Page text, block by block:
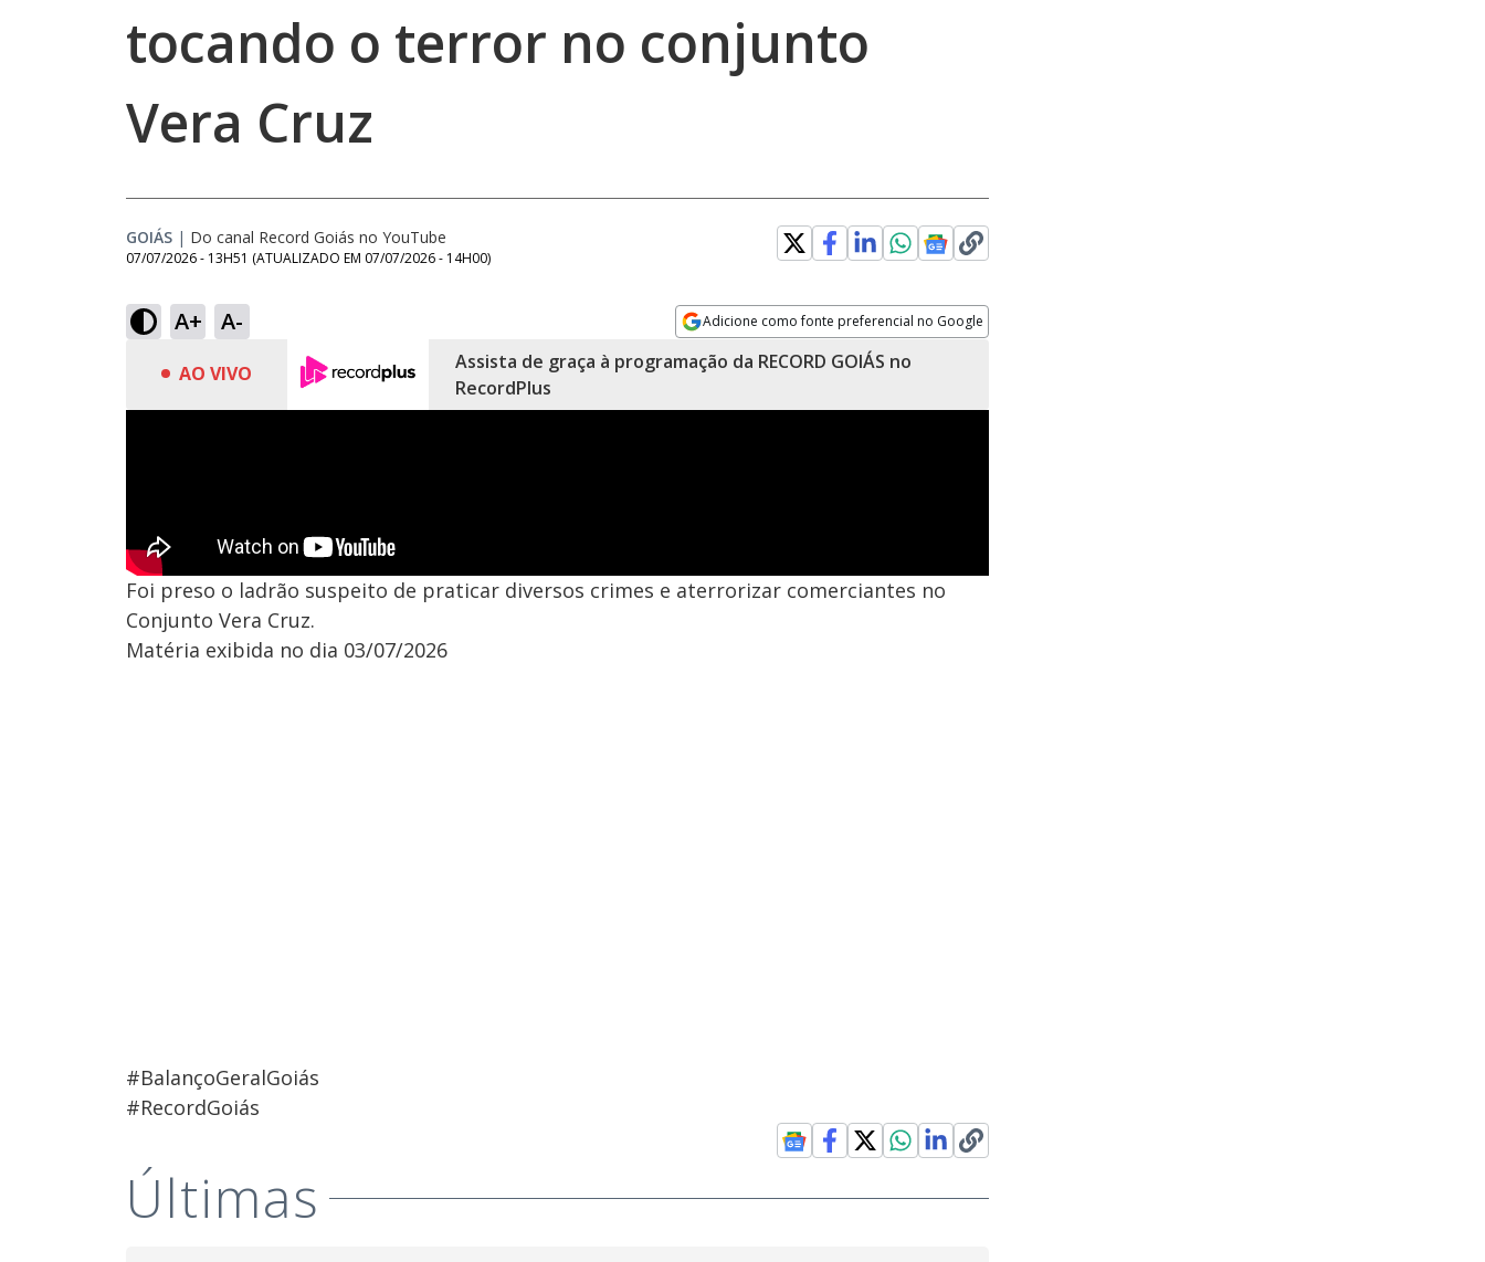
tocando o terror no conjunto
Vera Cruz
GOIÁS | Do canal Record Goiás no YouTube
07/07/2026 - 13H51 (ATUALIZADO EM 07/07/2026 - 14H00)
A+ A- Adicione como fonte preferencial no Google
Opens in new window
AO VIVO
Assista de graça à programação da RECORD GOIÁS no
RecordPlus
Foi preso o ladrão suspeito de praticar diversos crimes e aterrorizar comerciantes no
Conjunto Vera Cruz.
Matéria exibida no dia 03/07/2026
#BalançoGeralGoiás
#RecordGoiás
Últimas